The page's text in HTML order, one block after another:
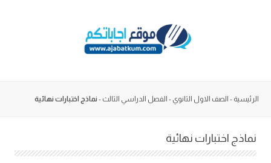
الرئيسية - الصف الاول الثانوي - الفصل الدراسي الثالث - نماذج اختبارات نهائية
نماذج اختبارات نهائية